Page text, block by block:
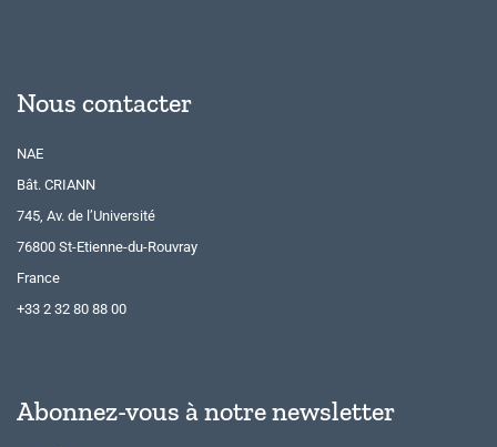
Nous contacter
NAE
Bât. CRIANN
745, Av. de l’Université
76800 St-Etienne-du-Rouvray
France
+33 2 32 80 88 00
Abonnez-vous à notre newsletter